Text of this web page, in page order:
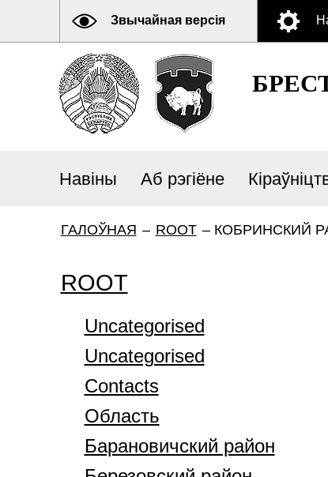
Звычайная версія
Навіны Аб рэгіёне
ГАЛОЎНАЯ – ROOT –КОБРИНСКИЙ
ROOT
Uncategorised
Uncategorised
Contacts
Область
Барановичский район